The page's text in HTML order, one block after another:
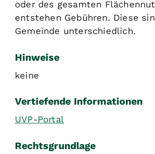
oder des gesamten
entstehen Gebühren. Diese
Gemeinde unterschiedlich.
Hinweise
keine
Vertiefende Informationen
UVP-Portal
Rechtsgrundlage